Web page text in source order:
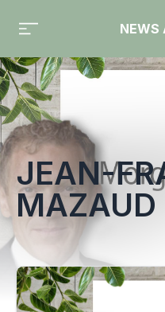
NEWS
Toute l'actualité sur le tag
JEAN-
MAZAUD